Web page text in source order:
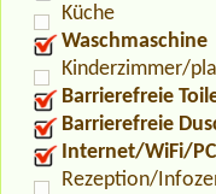
Küche
Waschmaschine
Kinderzimmer/
Barrierefreie
Barrierefreie
Internet/WiFi/PC
Rezeption/